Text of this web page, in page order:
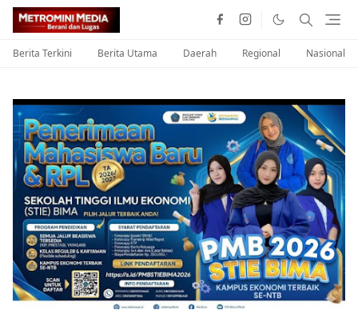
Berita Terkini Berita Utama Daerah Regional Nasional